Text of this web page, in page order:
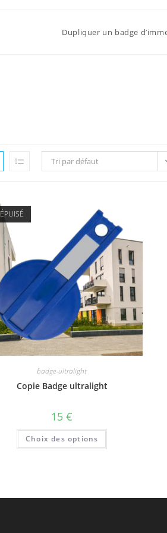
Dupliquer un badge
Tri par défaut
ÉPUISÉ
badge-ultralight
Copie Badge ultralight
15€
Choix des options